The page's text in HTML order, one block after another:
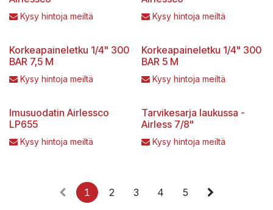
Kysy hintoja meiltä Kysy hintoja meiltä
Korkeapaineletku 1/4" 300
BAR 7,5 M
Kysy hintoja meiltä
Korkeapaineletku 1/4" 300
BAR 5 M
Kysy hintoja meiltä
Imusuodatin Airlessco
LP655
Kysy hintoja meiltä
Tarvikesarja laukussa -
Airless 7/8"
Kysy hintoja meiltä
1 2 3 4 5